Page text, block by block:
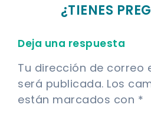
¿TIENES
Deja una respuesta
Tu dirección de correo
será publicada. Los
están marcados con *